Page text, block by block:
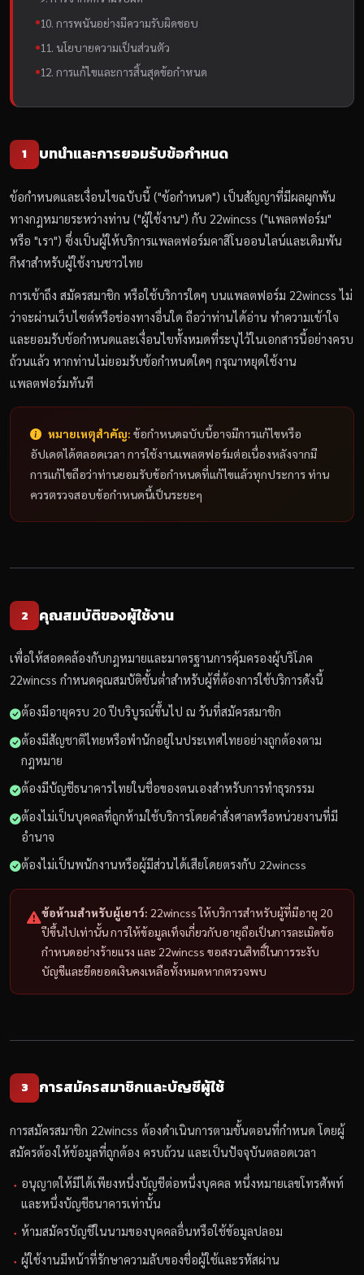
10. การพนันอย่างมีความรับผิดชอบ
11. นโยบายความเป็นส่วนตัว
12. การแก้ไขและการสิ้นสุดข้อกำหนด
1 บทนำและการยอมรับข้อกำหนด
ข้อกำหนดและเงื่อนไขฉบับนี้ ("ข้อกำหนด") เป็นสัญญาที่มีผลผูกพัน
ทางกฎหมายระหว่างท่าน ("ผู้ใช้งาน") กับ 22wincss ("แพลตฟอร์ม"
หรือ "เรา") ซึ่งเป็นผู้ให้บริการแพลตฟอร์มคาสิโนออนไลน์และเดิมพัน
กีฬาสำหรับผู้ใช้งานชาวไทย
การเข้าถึง สมัครสมาชิก หรือใช้บริการใดๆ บนแพลตฟอร์ม 22wincss ไม่
ว่าจะผ่านเว็บไซต์หรือช่องทางอื่นใด ถือว่าท่านได้อ่าน ทำความเข้าใจ
และยอมรับข้อกำหนดและเงื่อนไขทั้งหมดที่ระบุไว้ในเอกสารนี้อย่างครบ
ถ้วนแล้ว หากท่านไม่ยอมรับข้อกำหนดใดๆ กรุณาหยุดใช้งาน
แพลตฟอร์มทันที
หมายเหตุสำคัญ: ข้อกำหนดฉบับนี้อาจมีการแก้ไขหรือ
อัปเดตได้ตลอดเวลา การใช้งานแพลตฟอร์มต่อเนื่องหลังจากมี
การแก้ไขถือว่าท่านยอมรับข้อกำหนดที่แก้ไขแล้วทุกประการ ท่าน
ควรตรวจสอบข้อกำหนดนี้เป็นระยะๆ
2 คุณสมบัติของผู้ใช้งาน
เพื่อให้สอดคล้องกับกฎหมายและมาตรฐานการคุ้มครองผู้บริโภค
22wincss กำหนดคุณสมบัติขั้นต่ำสำหรับผู้ที่ต้องการใช้บริการดังนี้
ต้องมีอายุครบ 20 ปีบริบูรณ์ขึ้นไป ณ วันที่สมัครสมาชิก
ต้องมีสัญชาติไทยหรือพำนักอยู่ในประเทศไทยอย่างถูกต้องตาม
กฎหมาย
ต้องมีบัญชีธนาคารไทยในชื่อของตนเองสำหรับการทำธุรกรรม
ต้องไม่เป็นบุคคลที่ถูกห้ามใช้บริการโดยคำสั่งศาลหรือหน่วยงานที่มี
อำนาจ
ต้องไม่เป็นพนักงานหรือผู้มีส่วนได้เสียโดยตรงกับ 22wincss
ข้อห้ามสำหรับผู้เยาว์: 22wincss ให้บริการสำหรับผู้ที่มีอายุ 20
ปีขึ้นไปเท่านั้น การให้ข้อมูลเท็จเกี่ยวกับอายุถือเป็นการละเมิดข้อ
กำหนดอย่างร้ายแรง และ 22wincss ขอสงวนสิทธิ์ในการระงับ
บัญชีและยึดยอดเงินคงเหลือทั้งหมดหากตรวจพบ
3 การสมัครสมาชิกและบัญชีผู้ใช้
การสมัครสมาชิก 22wincss ต้องดำเนินการตามขั้นตอนที่กำหนด โดยผู้
สมัครต้องให้ข้อมูลที่ถูกต้อง ครบถ้วน และเป็นปัจจุบันตลอดเวลา
อนุญาตให้มีได้เพียงหนึ่งบัญชีต่อหนึ่งบุคคล หนึ่งหมายเลขโทรศัพท์
และหนึ่งบัญชีธนาคารเท่านั้น
ห้ามสมัครบัญชีในนามของบุคคลอื่นหรือใช้ข้อมูลปลอม
ผู้ใช้งานมีหน้าที่รักษาความลับของชื่อผู้ใช้และรหัสผ่าน